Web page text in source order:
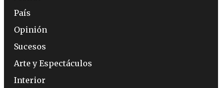
País
Opinión
Sucesos
Arte y Espectáculos
Interior